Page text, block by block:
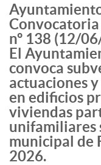
Convocatoria
nº 138 (12/
El
convoca
actuaciones
en edificios
viviendas
unifamiliares
municipal de
2026.